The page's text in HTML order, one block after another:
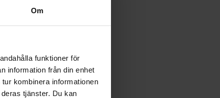
Om
funktioner för
information från din enhet
kombinera informationen
tjänster. Du kan